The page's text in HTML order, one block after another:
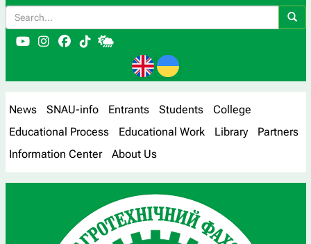
News SNAU-info Entrants Students
College
Educational Process
Educational Work Library
Partners
Information Center
About Us